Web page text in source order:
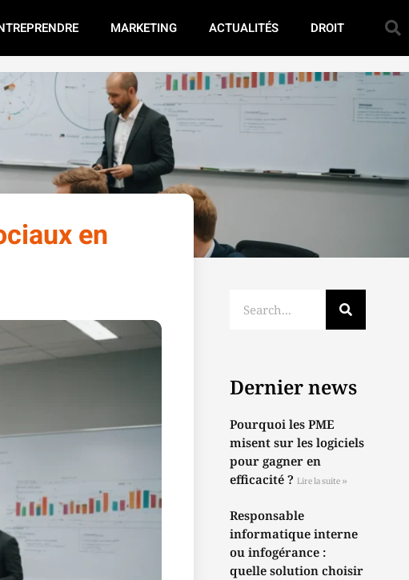
MARKETING ACTUALITÉS DROIT
en
Dernier news
Pourquoi les PME
misent sur les logiciels
pour gagner en
efficacité ?Lire la suite »
Responsable
informatique interne
ou infogérance :
quelle solution choisir